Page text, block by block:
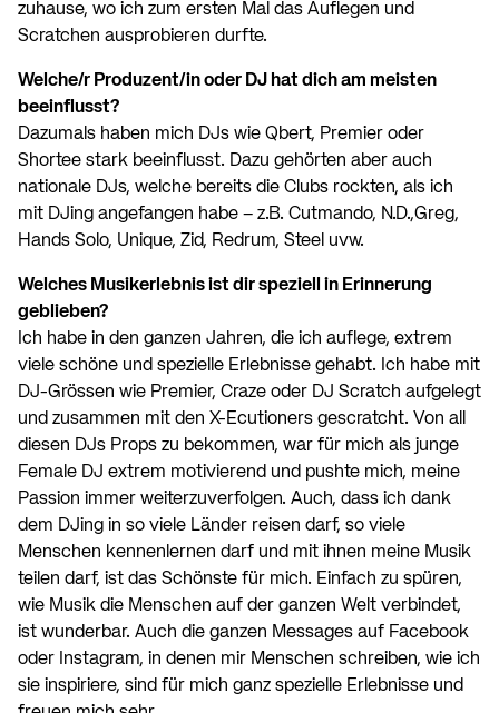
zuhause, wo ich zum ersten Mal das Auflegen und
Scratchen ausprobieren durfte.
Welche/r Produzent/in oder DJ hat dich am meisten
beeinflusst?
Dazumals haben mich DJs wie Qbert, Premier oder
Shortee stark beeinflusst. Dazu gehörten aber auch
nationale DJs, welche bereits die Clubs rockten, als ich
mit DJing angefangen habe – z.B. Cutmando, N.D.,Greg,
Hands Solo, Unique, Zid, Redrum, Steel uvw.
Welches Musikerlebnis ist dir speziell in Erinnerung
geblieben?
Ich habe in den ganzen Jahren, die ich auflege, extrem
viele schöne und spezielle Erlebnisse gehabt. Ich habe mit
DJ-Grössen wie Premier, Craze oder DJ Scratch aufgelegt
und zusammen mit den X-Ecutioners gescratcht. Von all
diesen DJs Props zu bekommen, war für mich als junge
Female DJ extrem motivierend und pushte mich, meine
Passion immer weiterzuverfolgen. Auch, dass ich dank
dem DJing in so viele Länder reisen darf, so viele
Menschen kennenlernen darf und mit ihnen meine Musik
teilen darf, ist das Schönste für mich. Einfach zu spüren,
wie Musik die Menschen auf der ganzen Welt verbindet,
ist wunderbar. Auch die ganzen Messages auf Facebook
oder Instagram, in denen mir Menschen schreiben, wie ich
sie inspiriere, sind für mich ganz spezielle Erlebnisse und